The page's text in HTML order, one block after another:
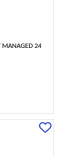
MANAGED 24